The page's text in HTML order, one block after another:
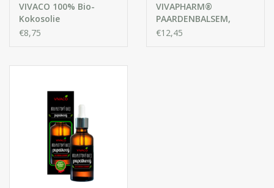
VIVACO 100% Bio-
Kokosolie
€8,75
VIVAPHARM®
PAARDENBALSEM,
Verkoelende
€12,45